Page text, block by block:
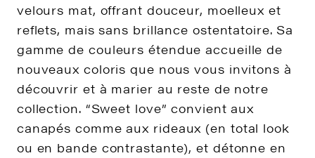
velours mat, offrant douceur, moelleux et
reflets, mais sans brillance ostentatoire. Sa
gamme de couleurs étendue accueille de
nouveaux coloris que nous vous invitons à
découvrir et à marier au reste de notre
collection. “Sweet love” convient aux
canapés comme aux rideaux (en total look
ou en bande contrastante), et détonne en